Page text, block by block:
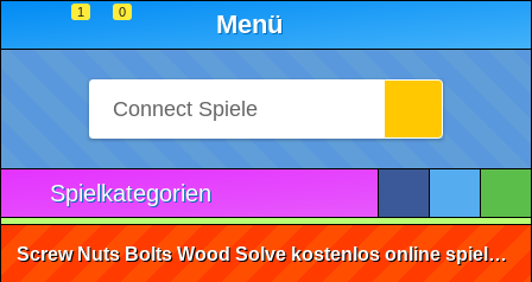
1 0 Menü
Spielkategorien
Screw Nuts Bolts Wood Solve kostenlos online spielen • ohne Anmeldung 🕹️